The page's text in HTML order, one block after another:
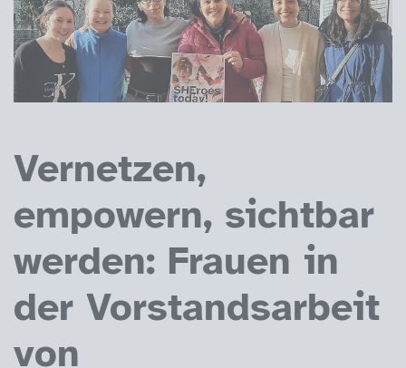
Vernetzen,
empowern, sichtbar
werden: Frauen in
der Vorstandsarbeit
von